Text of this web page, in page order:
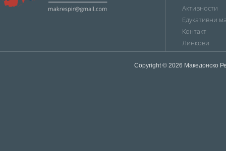
Активности
Едукативни
Контакт
Линкови
Copyright © 2026 Македонско